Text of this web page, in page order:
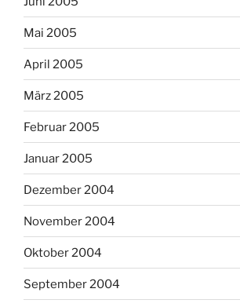
Mai 2005
April 2005
März 2005
Februar 2005
Januar 2005
Dezember 2004
November 2004
Oktober 2004
September 2004